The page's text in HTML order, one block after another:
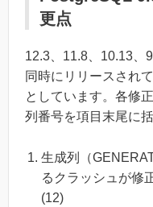
更点
12.3、11.8、10.13、
同時にリリースされ
としています。各修
列番号を項目末尾に
生成列（
るクラッシュが修
(12)